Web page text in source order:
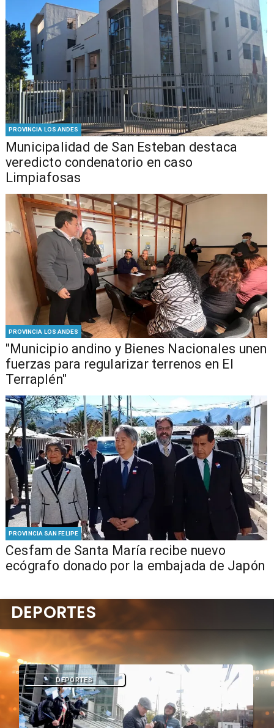
PROVINCIA LOS ANDES
Municipalidad de San Esteban destaca
veredicto condenatorio en caso
Limpiafosas
PROVINCIA LOS ANDES
"Municipio andino y Bienes Nacionales unen
fuerzas para regularizar terrenos en El
Terraplén"
PROVINCIA SAN FELIPE
Cesfam de Santa María recibe nuevo
ecógrafo donado por la embajada de Japón
DEPORTES
DEPORTES